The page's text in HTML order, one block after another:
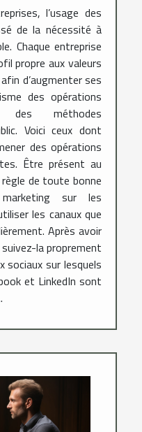
l’usage des
de la nécessité à
Chaque entreprise
propre aux valeurs
d’augmenter ses
des opérations
des méthodes
Voici ceux dont
des opérations
Être présent au
de toute bonne
sur les
les canaux que
Après avoir
la proprement
sociaux sur lesquels
et LinkedIn sont